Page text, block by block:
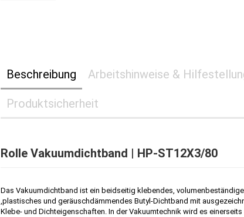
Beschreibung Arbeitshinweise &
Produktsicherheit
Rolle Vakuumdichtband | HP-ST12X3/80
Das Vakuumdichtband ist ein beidseitig klebendes,
,plastisches und geräuschdämmendes Butyl-Dichtband mit
Klebe- und Dichteigenschaften. In der Vakuumtechnik wird es einerseits